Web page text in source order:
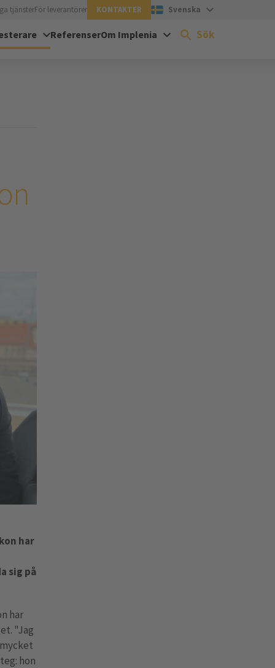
tjänsterFör leverantörer KONTAKTER Svenska
ReferenserOm Implenia Sök
har
sig på
har
"Jag
hon